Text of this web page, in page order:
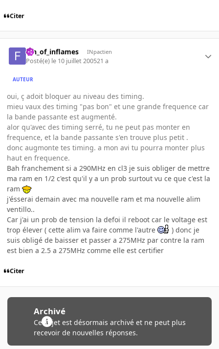
Citer
fan_of_inflames INpactien
Posté(e) le 10 juillet 200521 a
AUTEUR
oui, ç adoit bloquer au niveau des timing.
mieu vaux des timing "pas bon" et une grande frequence car
la bande passante est augmenté.
alor qu'avec des timing serré, tu ne peut pas monter en
frequence, et la bande passante s'en trouve plus petit .
donc augmonte tes timing. a mon avi tu pourra monter plus
haut en frequence.
Bah franchement si a 290MHz en cl3 je suis obliger de mettre
ma ram en 1/2 c'est qu'il y a un prob surtout vu ce que c'est la
ram
j'ésserai demain avec ma nouvelle ram et ma nouvelle alim
ventillo..
Car j'ai un prob de tension la defoi il reboot car le voltage est
trop élever ( cette alim va faire comme l'autre
) donc je
suis obligé de baisser et passer a 275MHz par contre la ram
est bien a 2.5 a 275MHz comme elle est certifier
Citer
Archivé
Ce sujet est désormais archivé et ne peut plus
recevoir de nouvelles réponses.